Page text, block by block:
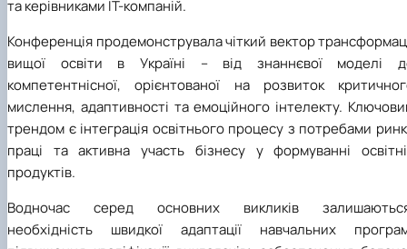
та керівниками IT-компаній.
Конференція продемонструвала чіткий вектор
вищої освіти в Україні – від знаннєвої моделі
компетентнісної, орієнтованої на розвиток
мислення, адаптивності та емоційного інтелекту.
трендом є інтеграція освітнього процесу з потребами
праці та активна участь бізнесу у формуванні
продуктів.
Водночас серед основних викликів
необхідність швидкої адаптації навчальних